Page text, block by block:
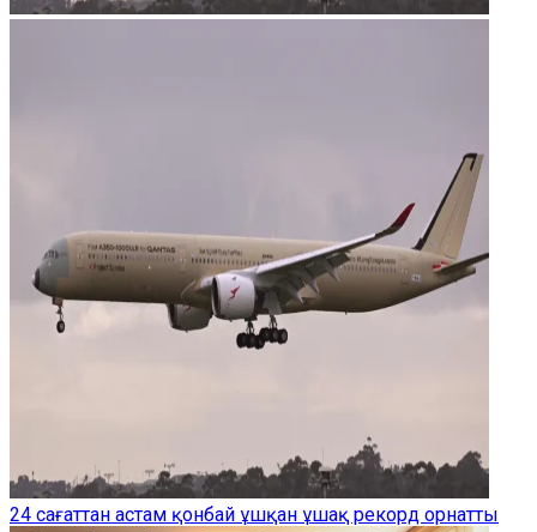
24 сағаттан астам қонбай ұшқан ұшақ рекорд орнатты